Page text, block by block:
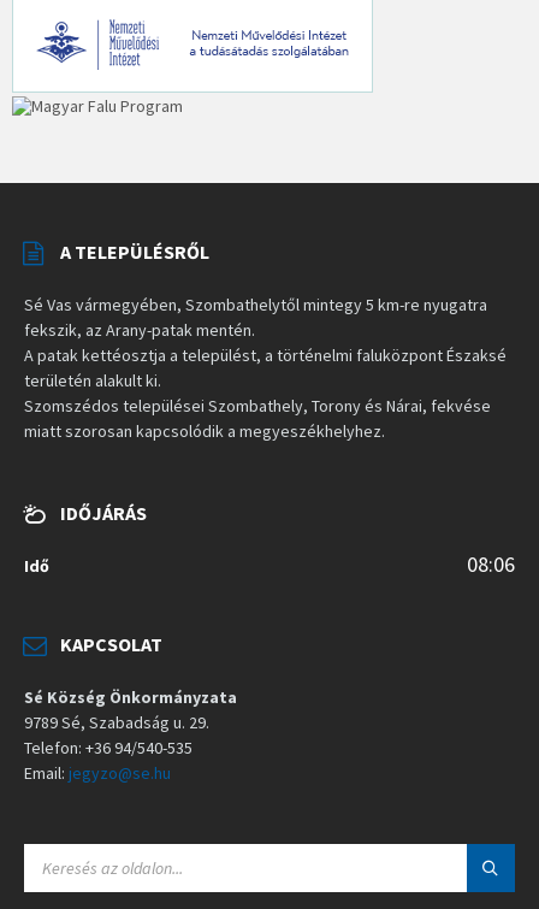
A TELEPÜLÉSRŐL
Sé Vas vármegyében, Szombathelytől mintegy 5 km-re nyugatra
fekszik, az Arany-patak mentén.
A patak kettéosztja a települést, a történelmi faluközpont Északsé
területén alakult ki.
Szomszédos települései Szombathely, Torony és Nárai, fekvése
miatt szorosan kapcsolódik a megyeszékhelyhez.
IDŐJÁRÁS
Idő 08:06
KAPCSOLAT
Sé Község Önkormányzata
9789 Sé, Szabadság u. 29.
Telefon: +36 94/540-535
Email: jegyzo@se.hu
A